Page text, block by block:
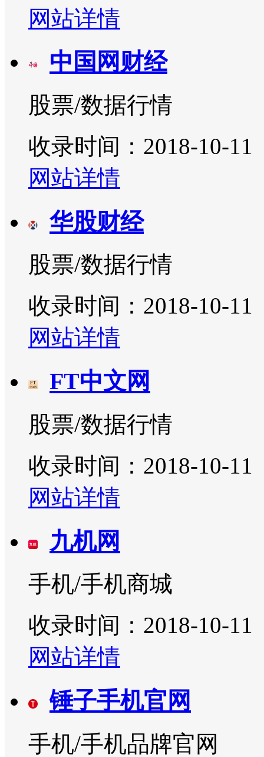
网站详情
中国网财经
股票/数据行情
收录时间：2018-10-11
网站详情
华股财经
股票/数据行情
收录时间：2018-10-11
网站详情
FT中文网
股票/数据行情
收录时间：2018-10-11
网站详情
九机网
手机/手机商城
收录时间：2018-10-11
网站详情
锤子手机官网
手机/手机品牌官网